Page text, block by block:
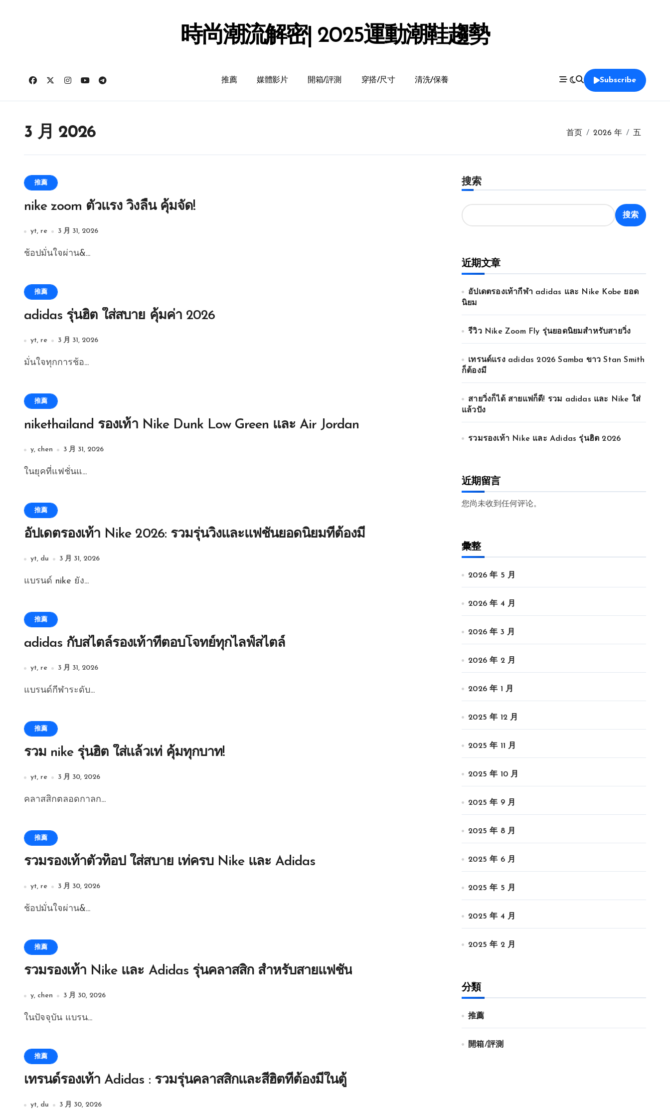
時尚潮流解密| 2025運動潮鞋趨勢
推薦 媒體影片 開箱/評測 穿搭/尺寸 清洗/保養 Subscribe
3 月 2026 首页 2026 年 五
推薦
nike zoom ตัวแรง วิ่งลื่น คุ้มจัด!
yt, re 3 月 31, 2026
ช้อปมั่นใจผ่าน&...
推薦
adidas รุ่นฮิต ใส่สบาย คุ้มค่า 2026
yt, re 3 月 31, 2026
มั่นใจทุกการช้อ...
推薦
nikethailand รองเท้า Nike Dunk Low Green และ Air Jordan
y, chen 3 月 31, 2026
ในยุคที่แฟชั่นแ...
推薦
อัปเดตรองเท้า Nike 2026: รวมรุ่นวิ่งและแฟชั่นยอดนิยมที่ต้องมี
yt, du 3 月 31, 2026
แบรนด์ nike ยัง...
推薦
adidas กับสไตล์รองเท้าที่ตอบโจทย์ทุกไลฟ์สไตล์
yt, re 3 月 31, 2026
แบรนด์กีฬาระดับ...
推薦
รวม nike รุ่นฮิต ใส่แล้วเท่ คุ้มทุกบาท!
yt, re 3 月 30, 2026
คลาสสิกตลอดกาลก...
推薦
รวมรองเท้าตัวท็อป ใส่สบาย เท่ครบ Nike และ Adidas
yt, re 3 月 30, 2026
ช้อปมั่นใจผ่าน&...
推薦
รวมรองเท้า Nike และ Adidas รุ่นคลาสสิก สำหรับสายแฟชั่น
y, chen 3 月 30, 2026
ในปัจจุบัน แบรน...
推薦
เทรนด์รองเท้า Adidas : รวมรุ่นคลาสสิกและสีฮิตที่ต้องมีในตู้
yt, du 3 月 30, 2026
搜索
搜索
近期文章
อัปเดตรองเท้ากีฬา adidas และ Nike Kobe ยอด
นิยม
รีวิว Nike Zoom Fly รุ่นยอดนิยมสำหรับสายวิ่ง
เทรนด์แรง adidas 2026 Samba ขาว Stan Smith
ก็ต้องมี
สายวิ่งก็ได้ สายแฟก็ดี! รวม adidas และ Nike ใส่
แล้วปัง
รวมรองเท้า Nike และ Adidas รุ่นฮิต 2026
近期留言
您尚未收到任何评论。
彙整
2026 年 5 月
2026 年 4 月
2026 年 3 月
2026 年 2 月
2026 年 1 月
2025 年 12 月
2025 年 11 月
2025 年 10 月
2025 年 9 月
2025 年 8 月
2025 年 6 月
2025 年 5 月
2025 年 4 月
2025 年 2 月
分類
推薦
開箱/評測